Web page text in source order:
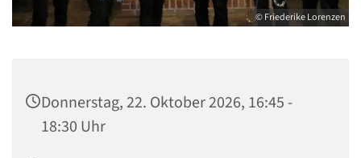
© Friederike Lorenzen
Donnerstag, 22. Oktober 2026, 16:45 -
18:30 Uhr